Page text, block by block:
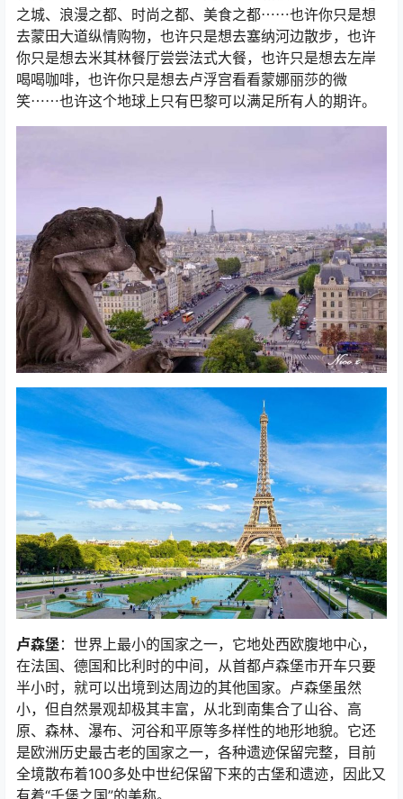
任何一个人陌生。这座世界历史文化名城被誉为花都、光
之城、浪漫之都、时尚之都、美食之都⋯⋯也许你只是想
去蒙田大道纵情购物，也许只是想去塞纳河边散步，也许
你只是想去米其林餐厅尝尝法式大餐，也许只是想去左岸
喝喝咖啡，也许你只是想去卢浮宫看看蒙娜丽莎的微
卢森堡 ：世界上最小的国家之一，它地处西欧腹地中心，
在法国、德国和比利时的中间，从首都卢森堡市开车只要
半小时，就可以出境到达周边的其他国家。卢森堡虽然
小，但自然景观却极其丰富，从北到南集合了山谷、高
原、森林、瀑布、河谷和平原等多样性的地形地貌。它还
是欧洲历史最古老的国家之一，各种遗迹保留完整，目前
全境散布着100多处中世纪保留下来的古堡和遗迹，因此又